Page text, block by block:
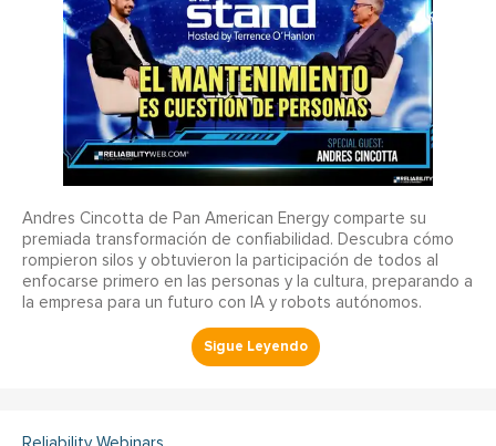
Andres Cincotta de Pan American Energy comparte su
premiada transformación de confiabilidad. Descubra cómo
rompieron silos y obtuvieron la participación de todos al
enfocarse primero en las personas y la cultura, preparando a
la empresa para un futuro con IA y robots autónomos.